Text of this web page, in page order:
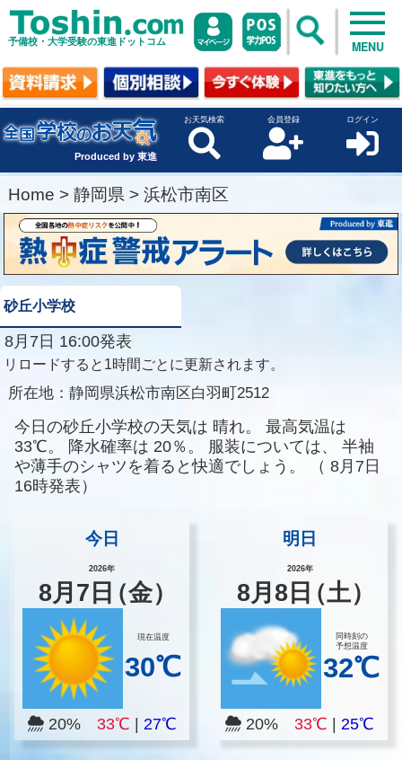
予備校・大学受験の東進ドットコム MENU
Produced by 東進
お天気検索 会員登録 ログイン
Home > 静岡県 > 浜松市南区
砂丘小学校
8月7日 16:00発表
リロードすると1時間ごとに更新されます。
所在地： 静岡県浜松市南区白羽町2512
今日の砂丘小学校の天気は 晴れ。
最高気温は
33℃。
降水確率は 20％。 服装については、
半袖
や薄手のシャツを着ると快適でしょう。
（ 8月7日
16時発表）
今日
2026年
8月 7 日（金）
現在温度
30℃
20% 33℃ 27℃
明日
2026年
8月8 日（土）
同時刻の
予想温度
32℃
20%33℃ |25℃